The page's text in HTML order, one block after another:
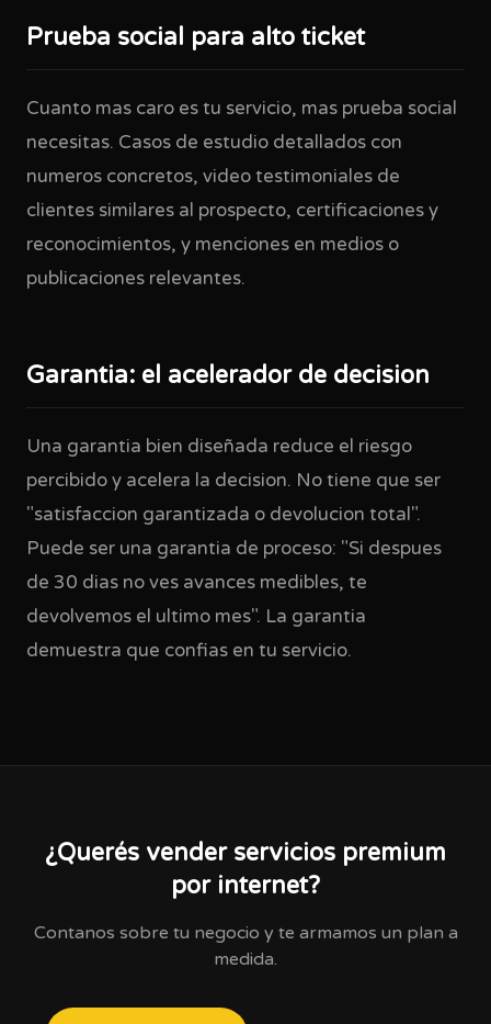
Prueba social para alto ticket
Cuanto mas caro es tu servicio, mas prueba social
necesitas. Casos de estudio detallados con
numeros concretos, video testimoniales de
clientes similares al prospecto, certificaciones y
reconocimientos, y menciones en medios o
publicaciones relevantes.
Garantia: el acelerador de decision
Una garantia bien diseñada reduce el riesgo
percibido y acelera la decision. No tiene que ser
"satisfaccion garantizada o devolucion total".
Puede ser una garantia de proceso: "Si despues
de 30 dias no ves avances medibles, te
devolvemos el ultimo mes". La garantia
demuestra que confias en tu servicio.
¿Querés vender servicios premium
por internet?
Contanos sobre tu negocio y te armamos un plan a
medida.